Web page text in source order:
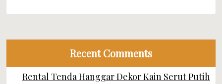
Recent Comments
Rental Tenda Hanggar Dekor Kain Serut Putih